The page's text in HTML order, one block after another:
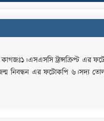
কাগজঃ১।এসএসসি ট্রান্সক্রিপ্ট এর
নিবন্ধন এর ফটোকপি ৬।সদ্য